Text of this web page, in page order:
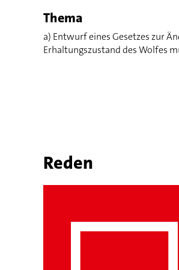
Thema
a) Entwurf eines Gesetzes zur
Erhaltungszustand des Wolfes
Reden